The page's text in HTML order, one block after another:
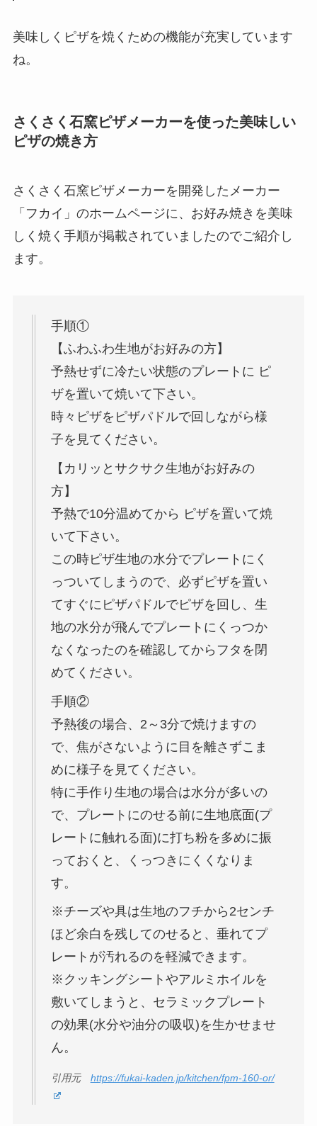
美味しくピザを焼くための機能が充実しています
ね。
さくさく石窯ピザメーカーを使った美味しい
ピザの焼き方
さくさく石窯ピザメーカーを開発したメーカー
「フカイ」のホームページに、お好み焼きを美味
しく焼く手順が掲載されていましたのでご紹介し
ます。
手順①
【ふわふわ生地がお好みの方】
予熱せずに冷たい状態のプレートに ピ
ザを置いて焼いて下さい。
時々ピザをピザパドルで回しながら様
子を見てください。
【カリッとサクサク生地がお好みの
方】
予熱で10分温めてから ピザを置いて焼
いて下さい。
この時ピザ生地の水分でプレートにく
っついてしまうので、必ずピザを置い
てすぐにピザパドルでピザを回し、生
地の水分が飛んでプレートにくっつか
なくなったのを確認してからフタを閉
めてください。
手順②
予熱後の場合、2～3分で焼けますの
で、焦がさないように目を離さずこま
めに様子を見てください。
特に手作り生地の場合は水分が多いの
で、プレートにのせる前に生地底面(プ
レートに触れる面)に打ち粉を多めに振
っておくと、くっつきにくくなりま
す。
※チーズや具は生地のフチから2センチ
ほど余白を残してのせると、垂れてプ
レートが汚れるのを軽減できます。
※クッキングシートやアルミホイルを
敷いてしまうと、セラミックプレート
の効果(水分や油分の吸収)を生かせませ
ん。
引用元 https://fukai-kaden.jp/kitchen/fpm-160-or/